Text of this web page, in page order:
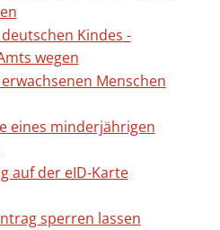
Kindes -
wegen
Menschen
eines minderjährigen
auf der eID-Karte
sperren lassen